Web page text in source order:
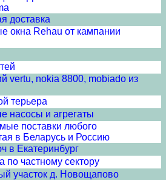
доставка
окна Rehau от кампании
vertu, nokia 8800, mobiado из
терьера
насосы и агрегаты
поставки любого
в Беларусь и Россию
в Екатеринбург
по частному сектору
участок д. Новощапово